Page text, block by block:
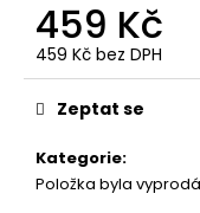
459 Kč
459 Kč bez DPH
Měrná
cena:
Kategorie:
Položka byla
Zeptat se
e
e
HARIBO